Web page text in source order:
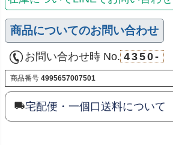
商品についてのお問い合わせ
お問い合わせ時 No. 4350-
商品番号 4995657007501
宅配便・一個口送料について